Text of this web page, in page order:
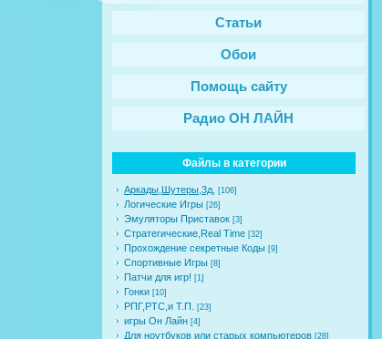
Статьи
Обои
Помощь сайту
Радио ОН ЛАЙН
Файлы в категории
Аркады,Шутеры,3д, [106]
Логические Игры [26]
Эмуляторы Приставок [3]
Стратегические,Real Time [32]
Прохождение секретные Коды [9]
Спортивные Игры [8]
Патчи для игр! [1]
Гонки [10]
РПГ,РТС,и Т.П. [23]
игры Он Лайн [4]
Для ноутбуков или старых компьютеров [28]